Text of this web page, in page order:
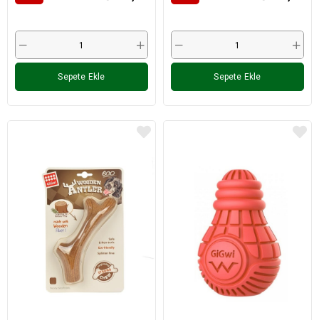
Sepete Ekle Sepete Ekle